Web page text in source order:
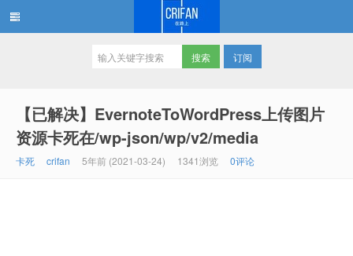
订阅
【已解决】EvernoteToWordPress上传图片
资源卡死在/wp-json/wp/v2/media
卡死 crifan 5年前 (2021-03-24) 1341浏览 0评论